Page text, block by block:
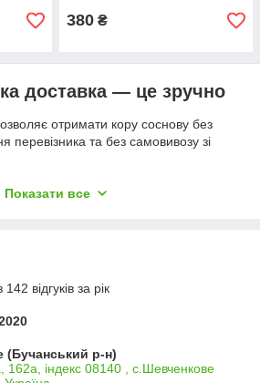
380 ₴
доставка — це зручно
отримати кору соснову без
перевізника та без самовивозу зі
вигіднішою
цінові рівні, наприклад:
ціну за одиницю товару;
Показати все
відгуків за рік
(Бучанський р-н)
162а, індекс 08140 , с.Шевченкове